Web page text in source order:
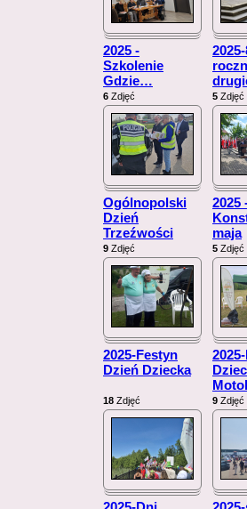
2025 -
Szkolenie
Gdzie…
6 Zdjęć 5 Zdjęć
Ogólnopolski
Dzień
Trzeźwości
9 Zdjęć
2025
maja
5 Zdjęć
2025-Festyn
Dzień Dziecka
18 Zdjęć 9 Zdjęć